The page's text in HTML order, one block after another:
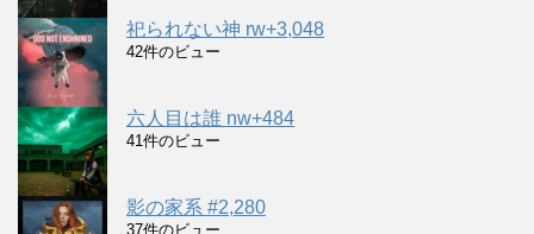
祀られない神 rw+3,048
42件のビュー
六人目は誰 nw+484
41件のビュー
影の家系 #2,280
37件のビュー